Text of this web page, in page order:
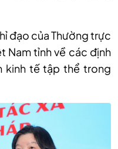
đạo của Thường trực
Nam tỉnh về các định
kinh tế tập thể trong